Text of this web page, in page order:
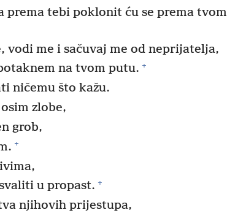
prema tebi poklonit ću se prema tvom
vodi me i sačuvaj me od neprijatelja,
na tvom putu. +
ničemu što kažu.
zlobe,
grob,
+
u propast. +
njihovih prijestupa,